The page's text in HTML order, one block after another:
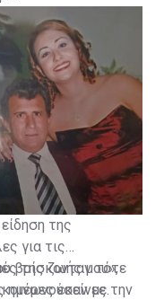
της
για τις
βρίσκονταν τότε
με την
της ζωής μου»,
ημέρες εκείνες.